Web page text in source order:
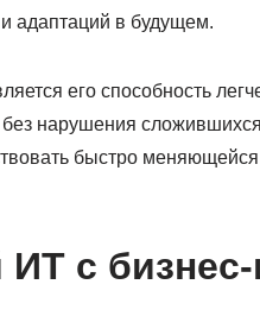
адаптаций в будущем.
его способность
нарушения
быстро
ИТ с